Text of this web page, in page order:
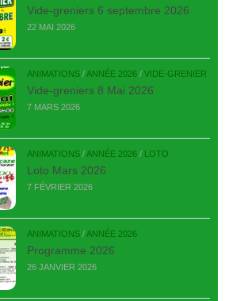
Vide-greniers 6 septembre 2026
22 MAI 2026
ANIMATIONS /ANNÉE 2026 / VIDE-GRENIER
Vide-greniers 8 Mai 2026
7 MARS 2026
ANIMATIONS /ANNÉE 2026 / LOTO
Loto Mars 2026
7 FÉVRIER 2026
ANIMATIONS /ANNÉE 2026
Programme 2026
26 JANVIER 2026